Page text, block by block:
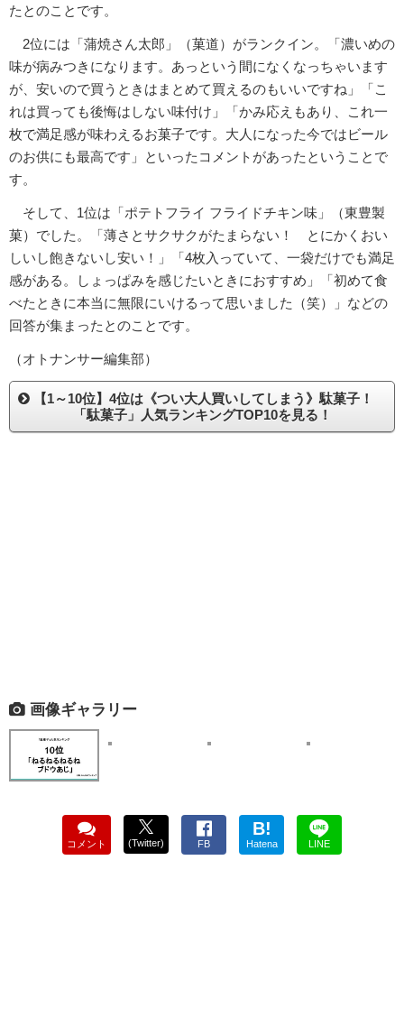
たとのことです。
2位には「蒲焼さん太郎」（菓道）がランクイン。「濃いめの
味が病みつきになります。あっという間になくなっちゃいます
が、安いので買うときはまとめて買えるのもいいですね」「こ
れは買っても後悔はしない味付け」「かみ応えもあり、これ一
枚で満足感が味わえるお菓子です。大人になった今ではビール
のお供にも最高です」といったコメントがあったということで
す。
そして、1位は「ポテトフライ フライドチキン味」（東豊製
菓）でした。「薄さとサクサクがたまらない！ とにかくおい
しいし飽きないし安い！」「4枚入っていて、一袋だけでも満足
感がある。しょっぱみを感じたいときにおすすめ」「初めて食
べたときに本当に無限にいけるって思いました（笑）」などの
回答が集まったとのことです。
（オトナンサー編集部）
【1～10位】4位は《つい大人買いしてしまう》駄菓子！
「駄菓子」人気ランキングTOP10を見る！
画像ギャラリー
コメント (Twitter) FB
B!
Hatena LINE